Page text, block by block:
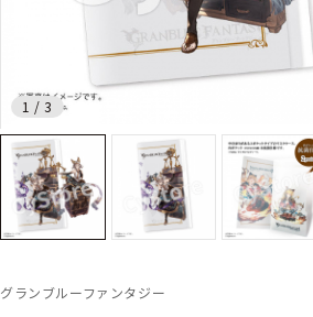
1 / 3
グランブルーファンタジー